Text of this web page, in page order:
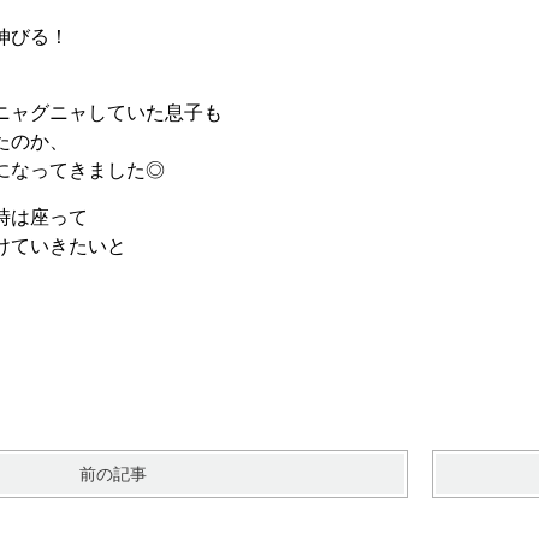
びる！
ャグニャしていた息子も
か、
なってきました◎
は座って
ていきたいと
前の記事